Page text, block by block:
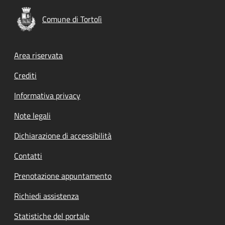
Comune di Tortolì
Footer menu
Area riservata
Crediti
Informativa privacy
Note legali
Dichiarazione di accessibilità
Contatti
Prenotazione appuntamento
Richiedi assistenza
Statistiche del portale